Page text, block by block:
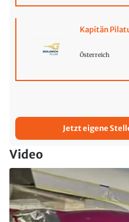
Kapitän
Österreich
Jetzt eigene
Video